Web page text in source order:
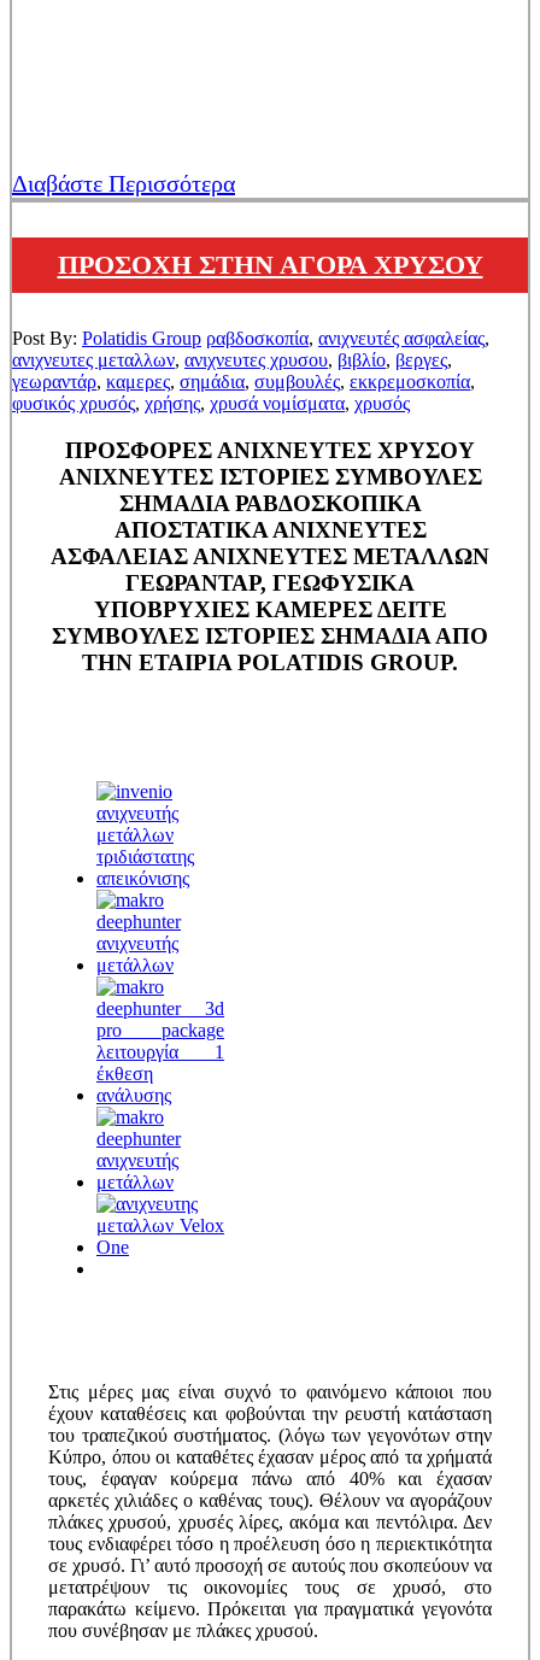
Διαβάστε Περισσότερα
ΠΡΟΣΟΧΗ ΣΤΗΝ ΑΓΟΡΑ ΧΡΥΣΟΥ
Post By: Polatidis Group ραβδοσκοπία, ανιχνευτές ασφαλείας,
ανιχνευτες μεταλλων, ανιχνευτες χρυσου, βιβλίο, βεργες,
γεωραντάρ, καμερες, σημάδια, συμβουλές, εκκρεμοσκοπία,
φυσικός χρυσός, χρήσης, χρυσά νομίσματα, χρυσός
ΠΡΟΣΦΟΡΕΣ ΑΝΙΧΝΕΥΤΕΣ ΧΡΥΣΟΥ
ΑΝΙΧΝΕΥΤΕΣ ΙΣΤΟΡΙΕΣ ΣΥΜΒΟΥΛΕΣ
ΣΗΜΑΔΙΑ ΡΑΒΔΟΣΚΟΠΙΚΑ
ΑΠΟΣΤΑΤΙΚΑ ΑΝΙΧΝΕΥΤΕΣ
ΑΣΦΑΛΕΙΑΣ ΑΝΙΧΝΕΥΤΕΣ ΜΕΤΑΛΛΩΝ
ΓΕΩΡΑΝΤΑΡ, ΓΕΩΦΥΣΙΚΑ
ΥΠΟΒΡΥΧΙΕΣ ΚΑΜΕΡΕΣ ΔΕΙΤΕ
ΣΥΜΒΟΥΛΕΣ ΙΣΤΟΡΙΕΣ ΣΗΜΑΔΙΑ ΑΠΟ
ΤΗΝ ΕΤΑΙΡΙΑ POLATIDIS GROUP.
Στις μέρες μας είναι συχνό το φαινόμενο κάποιοι που
έχουν καταθέσεις και φοβούνται την ρευστή κατάσταση
του τραπεζικού συστήματος. (λόγω των γεγονότων στην
Κύπρο, όπου οι καταθέτες έχασαν μέρος από τα χρήματά
τους, έφαγαν κούρεμα πάνω από 40% και έχασαν
αρκετές χιλιάδες ο καθένας τους). Θέλουν να αγοράζουν
πλάκες χρυσού, χρυσές λίρες, ακόμα και πεντόλιρα. Δεν
τους ενδιαφέρει τόσο η προέλευση όσο η περιεκτικότητα
σε χρυσό. Γι’ αυτό προσοχή σε αυτούς που σκοπεύουν να
μετατρέψουν τις οικονομίες τους σε χρυσό, στο
παρακάτω κείμενο. Πρόκειται για πραγματικά γεγονότα
που συνέβησαν με πλάκες χρυσού.